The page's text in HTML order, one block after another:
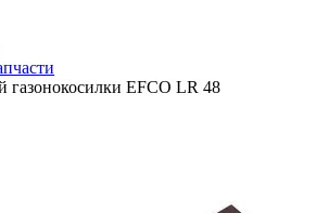
газонокосилки EFCO LR 48